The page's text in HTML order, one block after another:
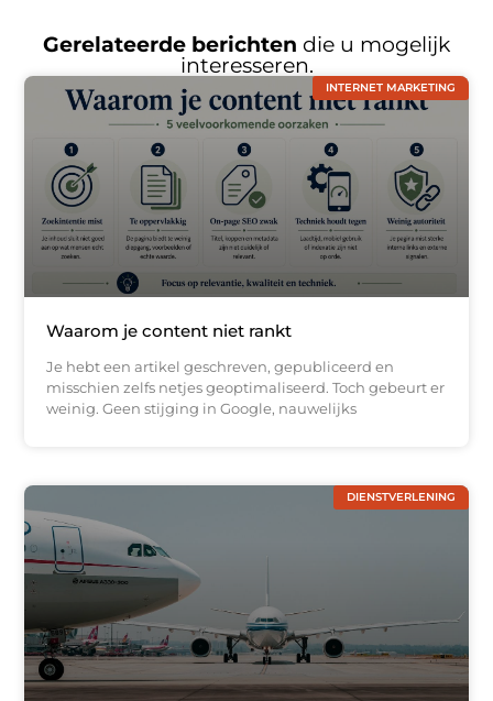
Gerelateerde berichten die u mogelijk
interesseren.
INTERNET MARKETING
Waarom je content niet rankt
Je hebt een artikel geschreven, gepubliceerd en
misschien zelfs netjes geoptimaliseerd. Toch gebeurt er
weinig. Geen stijging in Google, nauwelijks
DIENSTVERLENING